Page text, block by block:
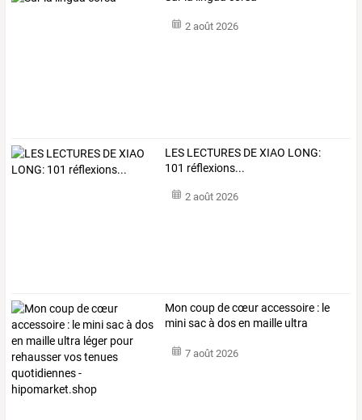
2 août 2026
LES LECTURES DE XIAO LONG:
101 réflexions...
2 août 2026
Mon coupdecœuraccessoire : le
minisacà dosen maille ultra
7 août 2026